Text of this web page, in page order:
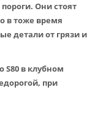
Они стоят
в тоже время
детали от грязи и
S80 в клубном
при